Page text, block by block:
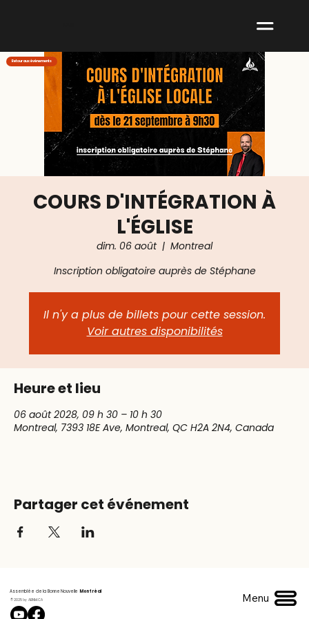
COURS D'INTÉGRATION À
L'ÉGLISE
dim. 06 août
  |
Montreal
Inscription obligatoire auprès de Stéphane
Il n'y a plus de billets pour cette session.
Voir autres disponibilités
Heure et lieu
06 août 2028, 09 h 30 – 10 h 30
Montreal, 7393 18E Ave, Montreal, QC H2A 2N4, Canada
Partager cet événement
Retour aux événements
Assemblée de la Bonne Nouvelle Montréal
© 2025 by ABNM.CA Menu